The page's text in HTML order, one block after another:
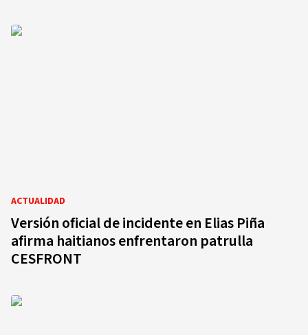
ACTUALIDAD
Versión oficial de incidente en Elias Piña
afirma haitianos enfrentaron patrulla
CESFRONT